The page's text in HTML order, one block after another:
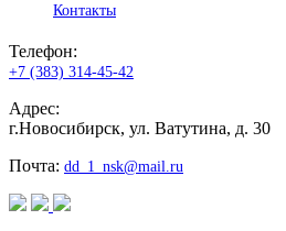
Контакты
Телефон:
+7 (383) 314-45-42
Адрес:
г.Новосибирск, ул. Ватутина, д. 30
Почта: dd_1_nsk@mail.ru